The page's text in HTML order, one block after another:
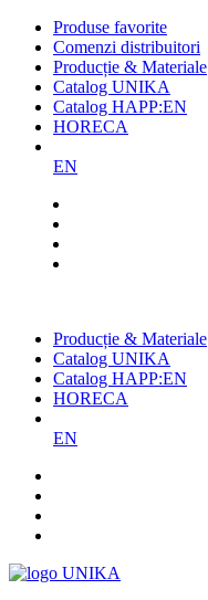
Produse favorite
Comenzi distribuitori
Producție & Materiale
Catalog UNIKA
Catalog HAPP:EN
HORECA
EN
Producție & Materiale
Catalog UNIKA
Catalog HAPP:EN
HORECA
EN